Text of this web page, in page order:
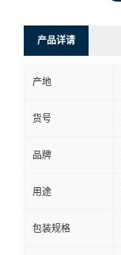
产品详请
产地
货号
品牌
用途
包装规格